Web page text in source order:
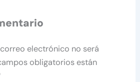
electrónico no será
obligatorios están